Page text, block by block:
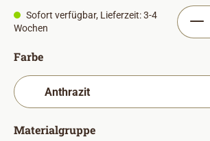
Sofort verfügbar, Lieferzeit: 3-4
Wochen
Farbeauswählen
Materialgruppeauswählen